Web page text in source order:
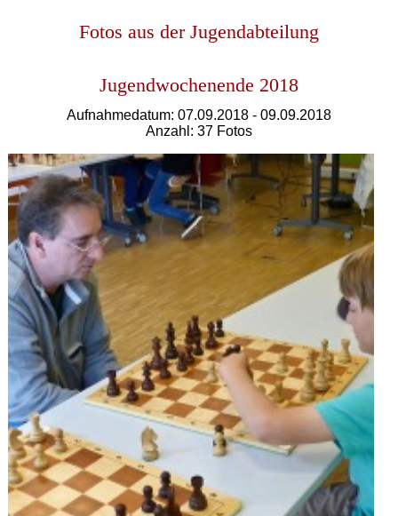
Fotos aus der Jugendabteilung
Jugend­wochen­ende 2018
Aufnahmedatum: 07.09.2018 - 09.09.2018
Anzahl: 37 Fotos